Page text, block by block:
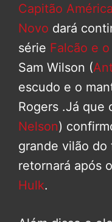
Capitão
Novo dará
série Falcão e
Sam Wilson (
escudo e o
Rogers .Já que
Nelson)
grande vilão do
retornará após
Hulk.